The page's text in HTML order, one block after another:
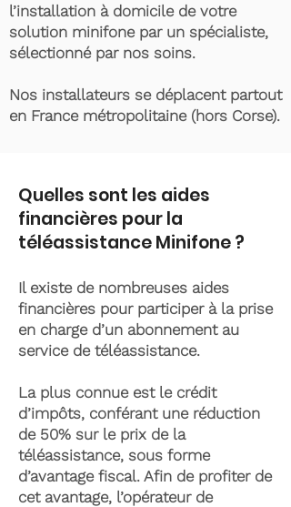
l’installation à domicile de votre
solution minifone par un spécialiste,
sélectionné par nos soins.
Nos installateurs se déplacent partout
en France métropolitaine (hors Corse).
Quelles sont les aides
financières pour la
téléassistance Minifone ?
Il existe de nombreuses aides
financières pour participer à la prise
en charge d’un abonnement au
service de téléassistance.
La plus connue est le crédit
d’impôts, conférant une réduction
de 50% sur le prix de la
téléassistance, sous forme
d’avantage fiscal. Afin de profiter de
cet avantage, l’opérateur de